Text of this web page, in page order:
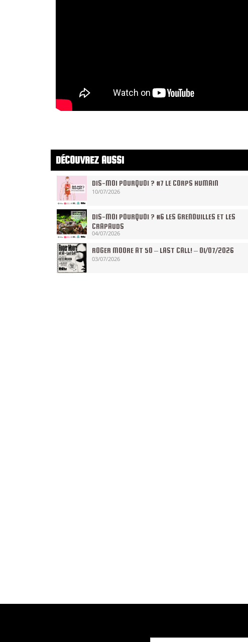
DÉCOUVREZ AUSSI
DIS-MOI POURQUOI ? #7 LE CORPS HUMAIN
10/07/2026
DIS-MOI POURQUOI ? #6 LES GRENOUILLES ET LES
CRAPAUDS
04/07/2026
ROGER MOORE AT 50 – LAST CALL! – 01/07/2026
03/07/2026